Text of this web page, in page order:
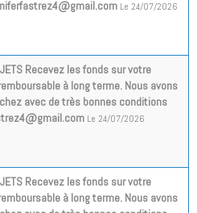
Le 24/07/2026
Recevez les fonds sur votre
à long terme. Nous avons
avec de très bonnes conditions
Le 24/07/2026
Recevez les fonds sur votre
à long terme. Nous avons